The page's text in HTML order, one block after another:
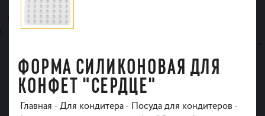
ФОРМА СИЛИКОНОВАЯ ДЛЯ
КОНФЕТ "СЕРДЦЕ"
Главная - Для кондитера- Посуда для кондитеров -